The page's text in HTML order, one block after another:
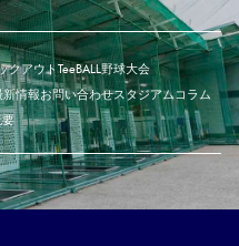
クアウトTeeBALL野球大会
新情報お問い合わせスタジアムコラム